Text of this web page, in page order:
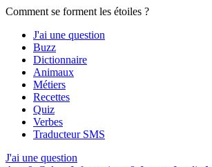
Comment se forment les étoiles ?
J'ai une question
Buzz
Dictionnaire
Animaux
Métiers
Recettes
Quiz
Verbes
Traducteur SMS
J'ai une question